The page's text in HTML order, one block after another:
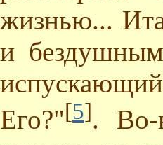
жизнью...
и
Его?"[5]. Во-